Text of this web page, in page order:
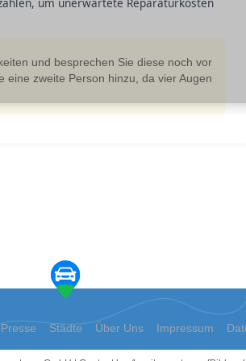
und besprechen Sie diese noch vor
eine zweite Person hinzu, da vier Augen
Presse Städte Über Uns Impressum